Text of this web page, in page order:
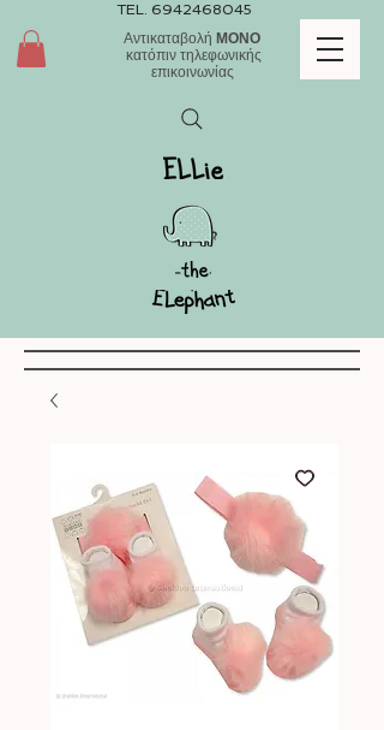
TEL. 6942468045
Αντικαταβολή ΜΟΝΟ
κατόπιν τηλεφωνικής
επικοινωνίας